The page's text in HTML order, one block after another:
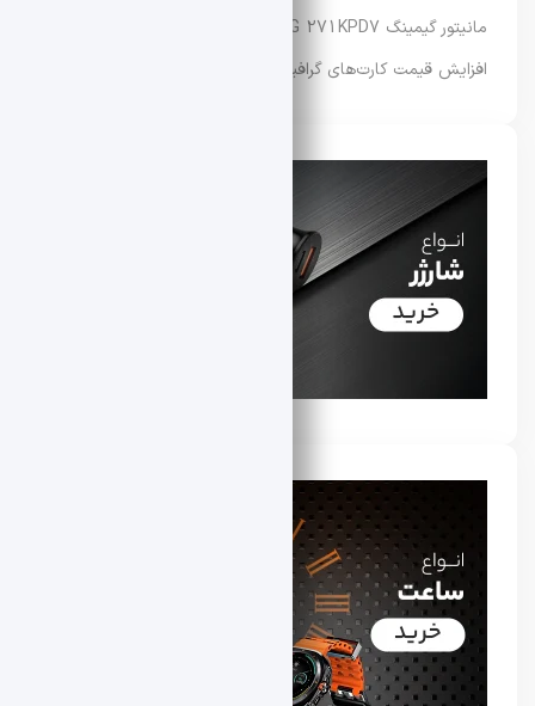
مانیتور گیمینگ MSI MAG 271KPD7 معرفی شد
افزایش قیمت کارت‌های گرافیک سری RTX 50 ایسوس